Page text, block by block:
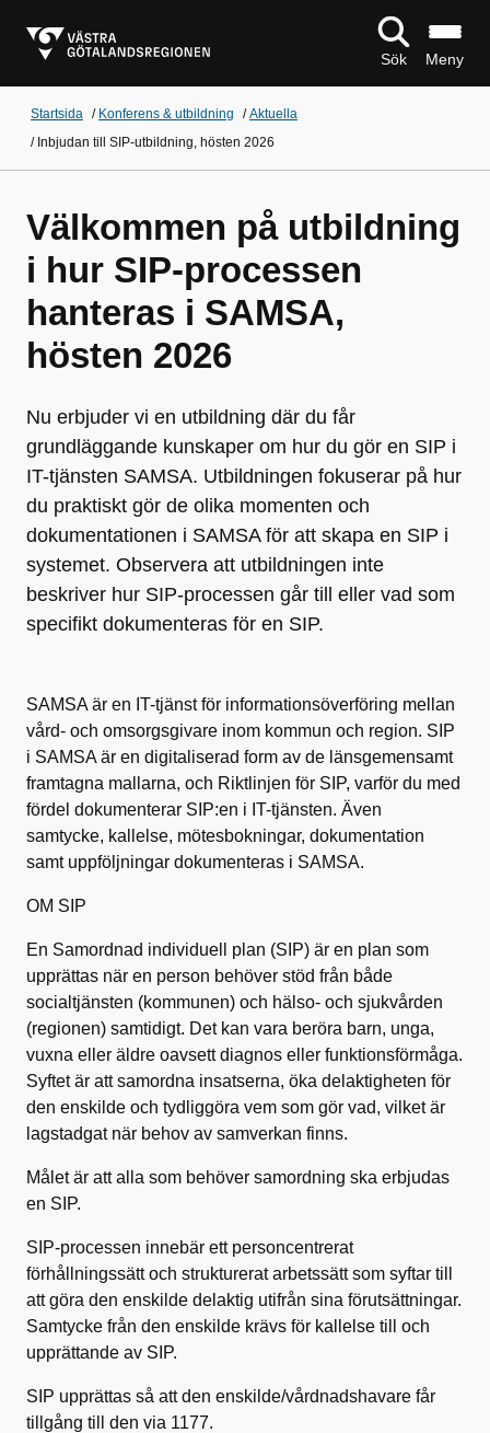
Sök Meny
Startsida / Konferens & utbildning /Aktuella
/ Inbjudan till SIP-utbildning, hösten 2026
Välkommen på utbildning
i hur SIP-processen
hanteras i SAMSA,
hösten 2026
Nu erbjuder vi en utbildning där du får
grundläggande kunskaper om hur du gör en SIP i
IT-tjänsten SAMSA. Utbildningen fokuserar på hur
du praktiskt gör de olika momenten och
dokumentationen i SAMSA för att skapa en SIP i
systemet. Observera att utbildningen inte
beskriver hur SIP-processen går till eller vad som
specifikt dokumenteras för en SIP.
SAMSA är en IT-tjänst för informationsöverföring mellan
vård- och omsorgsgivare inom kommun och region. SIP
i SAMSA är en digitaliserad form av de länsgemensamt
framtagna mallarna, och Riktlinjen för SIP, varför du med
fördel dokumenterar SIP:en i IT-tjänsten. Även
samtycke, kallelse, mötesbokningar, dokumentation
samt uppföljningar dokumenteras i SAMSA.
OM SIP
En Samordnad individuell plan (SIP) är en plan som
upprättas när en person behöver stöd från både
socialtjänsten (kommunen) och hälso- och sjukvården
(regionen) samtidigt. Det kan vara beröra barn, unga,
vuxna eller äldre oavsett diagnos eller funktionsförmåga.
Syftet är att samordna insatserna, öka delaktigheten för
den enskilde och tydliggöra vem som gör vad, vilket är
lagstadgat när behov av samverkan finns.
Målet är att alla som behöver samordning ska erbjudas
en SIP.
SIP-processen innebär ett personcentrerat
förhållningssätt och strukturerat arbetssätt som syftar till
att göra den enskilde delaktig utifrån sina förutsättningar.
Samtycke från den enskilde krävs för kallelse till och
upprättande av SIP.
SIP upprättas så att den enskilde/vårdnadshavare får
tillgång till den via 1177.